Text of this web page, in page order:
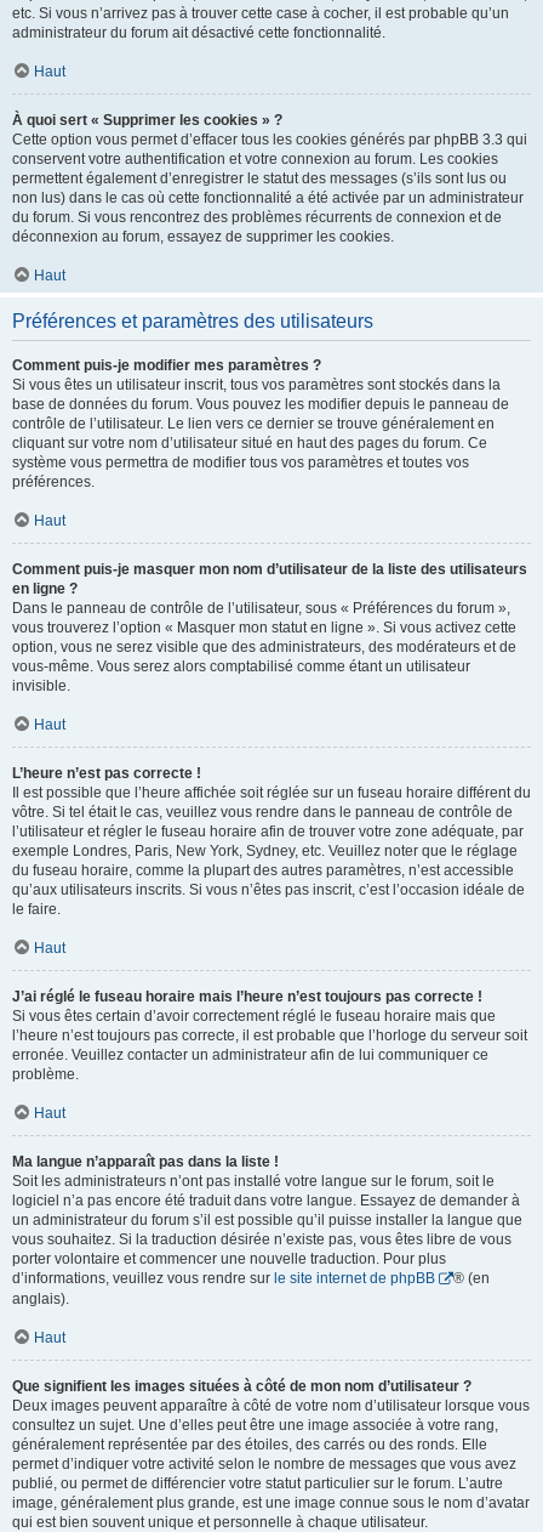
etc. Si vous n’arrivez pas à trouver cette case à cocher, il est probable qu’un
administrateur du forum ait désactivé cette fonctionnalité.
Haut
À quoi sert « Supprimer les cookies » ?
Cette option vous permet d’effacer tous les cookies générés par phpBB 3.3 qui
conservent votre authentification et votre connexion au forum. Les cookies
permettent également d’enregistrer le statut des messages (s’ils sont lus ou
non lus) dans le cas où cette fonctionnalité a été activée par un administrateur
du forum. Si vous rencontrez des problèmes récurrents de connexion et de
déconnexion au forum, essayez de supprimer les cookies.
Haut
Préférences et paramètres des utilisateurs
Comment puis-je modifier mes paramètres ?
Si vous êtes un utilisateur inscrit, tous vos paramètres sont stockés dans la
base de données du forum. Vous pouvez les modifier depuis le panneau de
contrôle de l’utilisateur. Le lien vers ce dernier se trouve généralement en
cliquant sur votre nom d’utilisateur situé en haut des pages du forum. Ce
système vous permettra de modifier tous vos paramètres et toutes vos
préférences.
Haut
Comment puis-je masquer mon nom d’utilisateur de la liste des utilisateurs
en ligne ?
Dans le panneau de contrôle de l’utilisateur, sous « Préférences du forum »,
vous trouverez l’option « Masquer mon statut en ligne ». Si vous activez cette
option, vous ne serez visible que des administrateurs, des modérateurs et de
vous-même. Vous serez alors comptabilisé comme étant un utilisateur
invisible.
Haut
L’heure n’est pas correcte !
Il est possible que l’heure affichée soit réglée sur un fuseau horaire différent du
vôtre. Si tel était le cas, veuillez vous rendre dans le panneau de contrôle de
l’utilisateur et régler le fuseau horaire afin de trouver votre zone adéquate, par
exemple Londres, Paris, New York, Sydney, etc. Veuillez noter que le réglage
du fuseau horaire, comme la plupart des autres paramètres, n’est accessible
qu’aux utilisateurs inscrits. Si vous n’êtes pas inscrit, c’est l’occasion idéale de
le faire.
Haut
J’ai réglé le fuseau horaire mais l’heure n’est toujours pas correcte !
Si vous êtes certain d’avoir correctement réglé le fuseau horaire mais que
l’heure n’est toujours pas correcte, il est probable que l’horloge du serveur soit
erronée. Veuillez contacter un administrateur afin de lui communiquer ce
problème.
Haut
Ma langue n’apparaît pas dans la liste !
Soit les administrateurs n’ont pas installé votre langue sur le forum, soit le
logiciel n’a pas encore été traduit dans votre langue. Essayez de demander à
un administrateur du forum s’il est possible qu’il puisse installer la langue que
vous souhaitez. Si la traduction désirée n’existe pas, vous êtes libre de vous
porter volontaire et commencer une nouvelle traduction. Pour plus
d’informations, veuillez vous rendre sur le site internet de phpBB
® (en
anglais).
Haut
Que signifient les images situées à côté de mon nom d’utilisateur ?
Deux images peuvent apparaître à côté de votre nom d’utilisateur lorsque vous
consultez un sujet. Une d’elles peut être une image associée à votre rang,
généralement représentée par des étoiles, des carrés ou des ronds. Elle
permet d’indiquer votre activité selon le nombre de messages que vous avez
publié, ou permet de différencier votre statut particulier sur le forum. L’autre
image, généralement plus grande, est une image connue sous le nom d’avatar
qui est bien souvent unique et personnelle à chaque utilisateur.